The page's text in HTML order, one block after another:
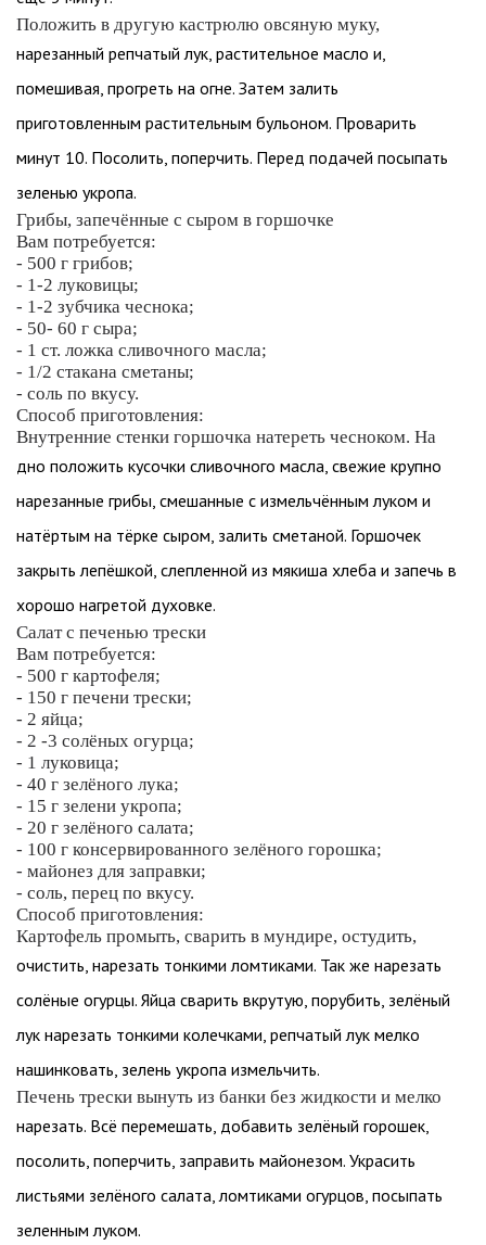
Положить в другую кастрюлю овсяную муку,
нарезанный репчатый лук, растительное масло и,
помешивая, прогреть на огне. Затем залить
приготовленным растительным бульоном. Проварить
минут 10. Посолить, поперчить. Перед подачей посыпать
зеленью укропа.
Грибы, запечённые с сыром в горшочке
Вам потребуется:
- 500 г грибов;
- 1-2 луковицы;
- 1-2 зубчика чеснока;
- 50- 60 г сыра;
- 1 ст. ложка сливочного масла;
- 1/2 стакана сметаны;
- соль по вкусу.
Способ приготовления:
Внутренние стенки горшочка натереть чесноком. На
дно положить кусочки сливочного масла, свежие крупно
нарезанные грибы, смешанные с измельчённым луком и
натёртым на тёрке сыром, залить сметаной. Горшочек
закрыть лепёшкой, слепленной из мякиша хлеба и запечь в
хорошо нагретой духовке.
Салат с печенью трески
Вам потребуется:
- 500 г картофеля;
- 150 г печени трески;
- 2 яйца;
- 2 -3 солёных огурца;
- 1 луковица;
- 40 г зелёного лука;
- 15 г зелени укропа;
- 20 г зелёного салата;
- 100 г консервированного зелёного горошка;
- майонез для заправки;
- соль, перец по вкусу.
Способ приготовления:
Картофель промыть, сварить в мундире, остудить,
очистить, нарезать тонкими ломтиками. Так же нарезать
солёные огурцы. Яйца сварить вкрутую, порубить, зелёный
лук нарезать тонкими колечками, репчатый лук мелко
нашинковать, зелень укропа измельчить.
Печень трески вынуть из банки без жидкости и мелко
нарезать. Всё перемешать, добавить зелёный горошек,
посолить, поперчить, заправить майонезом. Украсить
листьями зелёного салата, ломтиками огурцов, посыпать
зеленным луком.